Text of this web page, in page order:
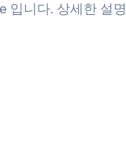
입니다. 상세한 설